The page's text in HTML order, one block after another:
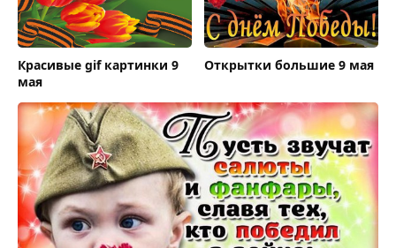
Красивые gif картинки 9
мая
Открытки большие 9 мая